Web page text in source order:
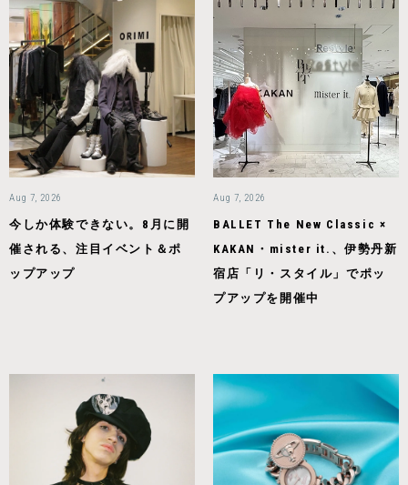
Aug 7, 2026
今しか体験できない。8月に開
催される、注目イベント＆ポ
ップアップ
Aug 7, 2026
BALLET The New Classic ×
KAKAN・mister it.、伊勢丹新
宿店「リ・スタイル」でポッ
プアップを開催中